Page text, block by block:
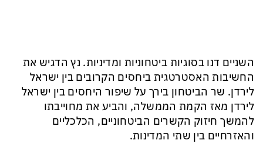
השניים דנו בסוגיות ביטחוניות ומדיניות. נץ הדגיש את
החשיבות האסטרטגית ביחסים הקרובים בין ישראל
לירדן. שר הביטחון בירך על שיפור היחסים בין ישראל
לירדן מאז הקמת הממשלה, והביע את מחוייבתו
להמשך חיזוק הקשרים הביטחוניים, הכלכליים
והאזרחיים בין שתי המדינות.